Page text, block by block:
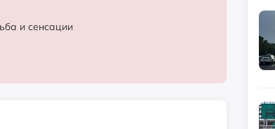
и сенсации